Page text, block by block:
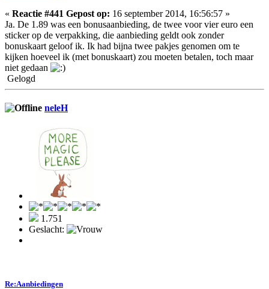
« Reactie #441 Gepost op: 16 september 2014, 16:56:57 »
Ja. De 1.89 was een bonusaanbieding, de twee voor vier euro een
sticker op de verpakking, die aanbieding geldt ook zonder
bonuskaart geloof ik. Ik had bijna twee pakjes genomen om te
kijken hoeveel ik (met bonuskaart) zou moeten betalen, toch maar
niet gedaan
Gelogd
neleH
1.751
Geslacht:
Re:Aanbiedingen